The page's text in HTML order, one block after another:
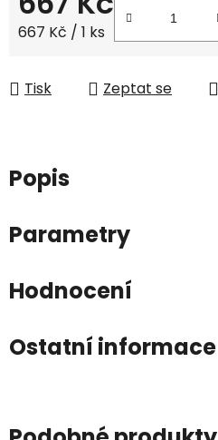
Měrná cena:
667 Kč / 1 ks
Tisk Zeptat se
Popis
Parametry
Hodnocení
Ostatní informace